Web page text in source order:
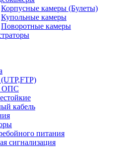
Корпусные камеры (Булеты)
Купольные камеры
Поворотные камеры
ОПС
кабель
питания
сигнализация